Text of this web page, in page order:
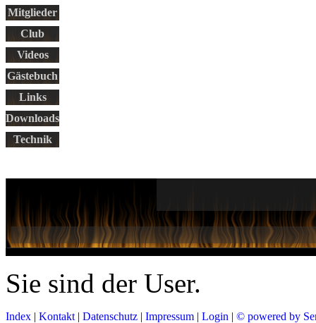
Mitglieder
Club
Videos
Gästebuch
Links
Downloads
Technik
Sie sind der User.
Index | Kontakt | Datenschutz | Impressum | Login | © powered by